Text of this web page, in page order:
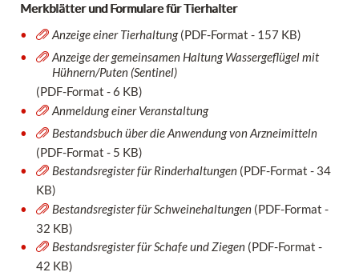
Merkblätter und Formulare für Tierhalter
Anzeige einer Tierhaltung(PDF-Format - 157 KB)
Anzeige der gemeinsamen Haltung Wassergeflügel mit
Hühnern/Puten (Sentinel)
(PDF-Format - 6 KB)
Anmeldung einer Veranstaltung
Bestandsbuch über die Anwendung von Arzneimitteln
(PDF-Format - 5 KB)
Bestandsregister für Rinderhaltungen(PDF-Format - 34
KB)
Bestandsregister für Schweinehaltungen(PDF-Format -
32 KB)
Bestandsregister für Schafe und Ziegen(PDF-Format -
42 KB)